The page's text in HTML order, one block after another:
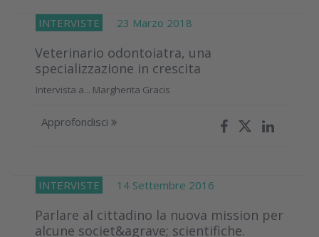
INTERVISTE 23 Marzo 2018
Veterinario odontoiatra, una
specializzazione in crescita
Intervista a... Margherita Gracis
Approfondisci
INTERVISTE 14 Settembre 2016
Parlare al cittadino la nuova mission per
alcune societ&agrave; scientifiche.